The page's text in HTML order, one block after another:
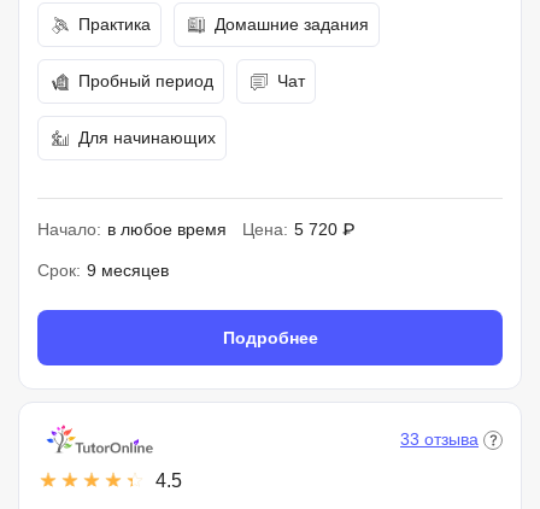
Практика Домашние задания
Пробный период Чат
Для начинающих
Начало: в любое время Цена: 5 720 ₽
Срок: 9 месяцев
Подробнее
4.5
33 отзыва